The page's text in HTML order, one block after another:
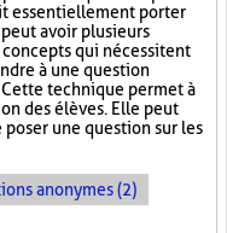
essentiellement porter
avoir plusieurs
qui nécessitent
à une question
technique permet à
des élèves. Elle peut
une question sur les
anonymes (2)